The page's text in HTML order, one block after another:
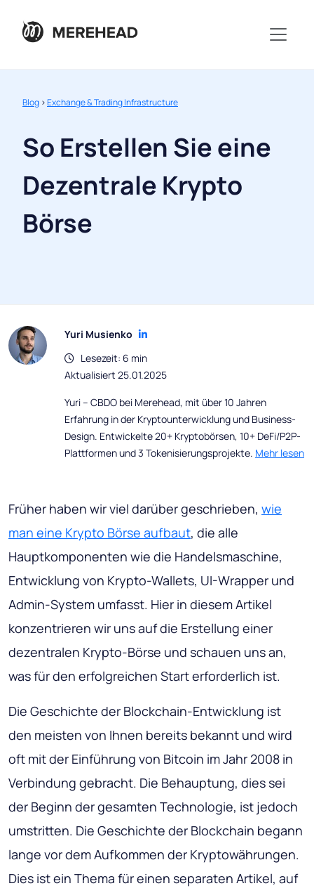
Blog >Exchange & Trading Infrastructure
So Erstellen Sie eine
Dezentrale Krypto
Börse
Yuri Musienko
Lesezeit: 6 min
Aktualisiert 25.01.2025
Yuri – CBDO bei Merehead, mit über 10 Jahren
Erfahrung in der Kryptounterwicklung und Business-
Design. Entwickelte 20+ Kryptobörsen, 10+ DeFi/P2P-
Plattformen und 3 Tokenisierungsprojekte. Mehr lesen
Früher haben wir viel darüber geschrieben, wie
man eine Krypto Börse aufbaut, die alle
Hauptkomponenten wie die Handelsmaschine,
Entwicklung von Krypto-Wallets, UI-Wrapper und
Admin-System umfasst. Hier in diesem Artikel
konzentrieren wir uns auf die Erstellung einer
dezentralen Krypto-Börse und schauen uns an,
was für den erfolgreichen Start erforderlich ist.
Die Geschichte der Blockchain-Entwicklung ist
den meisten von Ihnen bereits bekannt und wird
oft mit der Einführung von Bitcoin im Jahr 2008 in
Verbindung gebracht. Die Behauptung, dies sei
der Beginn der gesamten Technologie, ist jedoch
umstritten. Die Geschichte der Blockchain begann
lange vor dem Aufkommen der Kryptowährungen.
Dies ist ein Thema für einen separaten Artikel, auf